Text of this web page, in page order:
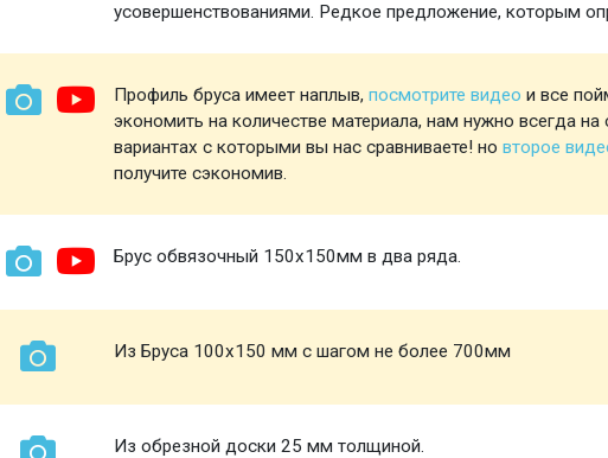
усовершенствованиями. Редкое предложение, которым
Профиль бруса имеет наплыв, посмотрите видео и все
экономить на количестве материала, нам нужно всегда
вариантах с которыми вы нас сравниваете! но второе
получите сэкономив.
Брус обвязочный 150х150мм в два ряда.
Из Бруса 100х150 мм с шагом не более 700мм
Из обрезной доски 25 мм толщиной.